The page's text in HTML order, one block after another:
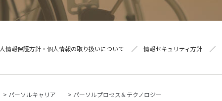
情報保護方針・個人情報の取り扱いについて 情報セキュリティ方針
パーソルキャリア パーソルプロセス＆テクノロジー